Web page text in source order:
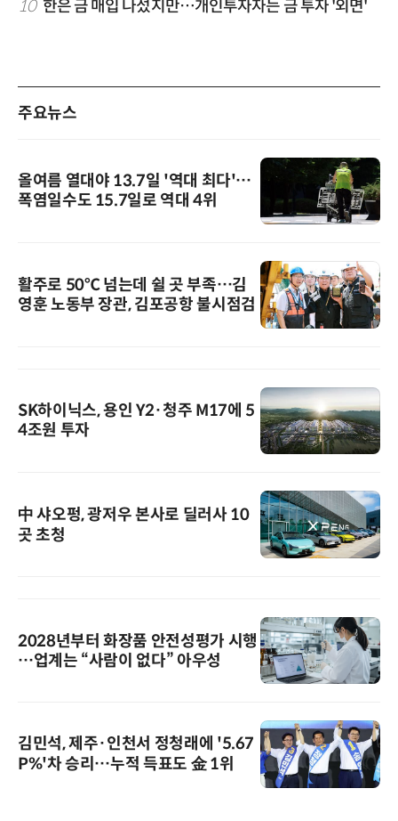
10 한은 금 매입 나섰지만…개인투자자는 금 투자 '외면'
주요뉴스
올여름 열대야 13.7일 '역대 최다'…
폭염일수도 15.7일로 역대 4위
활주로 50℃ 넘는데 쉴 곳 부족…김
영훈 노동부 장관, 김포공항 불시점검
SK하이닉스, 용인 Y2·청주 M17에 5
4조원 투자
中 샤오펑, 광저우 본사로 딜러사 10
곳 초청
2028년부터 화장품 안전성평가 시행
…업계는 “사람이 없다” 아우성
김민석, 제주·인천서 정청래에 '5.67
P%'차 승리…누적 득표도 金 1위